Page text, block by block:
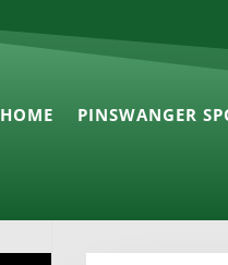
HOME PINSWANGER